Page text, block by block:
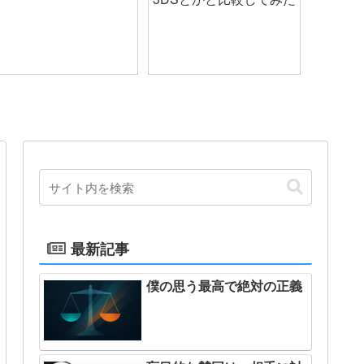
最新記事
僕の思う最高で絶対の正義